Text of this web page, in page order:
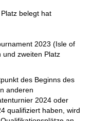
belegt hat
2023 (Isle of
und zweiten Platz
des Beginns des
anderen
2024 oder
qualifiziert haben, wird